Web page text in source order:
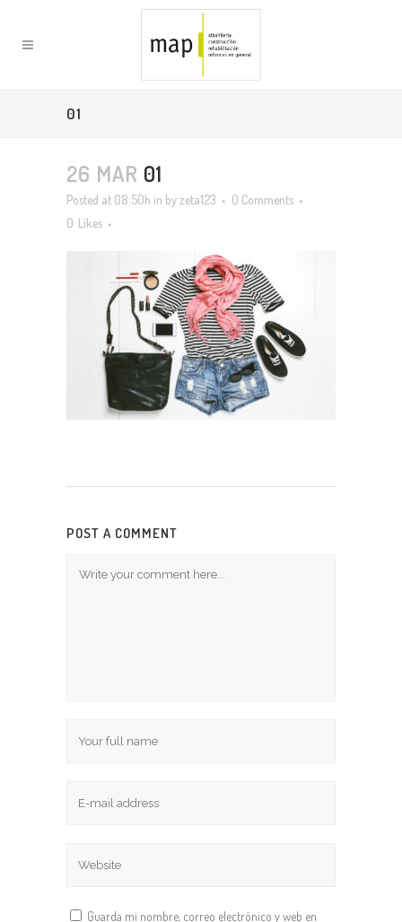
01
26 MAR 01
Posted at 08:50h in byzeta123
0 Comments
0 Likes
POST A COMMENT
Guarda mi nombre, correo electrónico y web en